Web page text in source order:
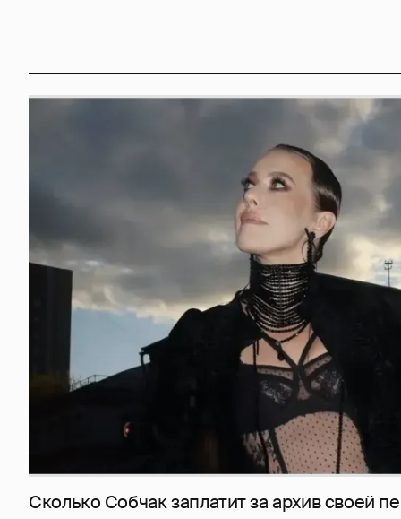
Сколько Собчак заплатит за архив своей